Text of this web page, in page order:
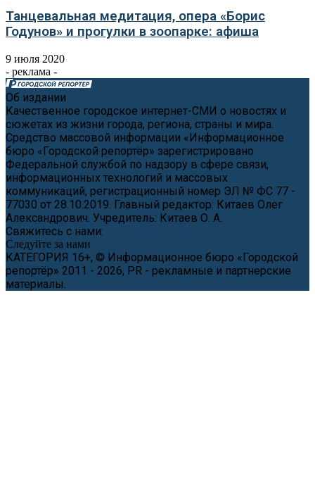
Танцевальная медитация, опера «Борис
Годунов» и прогулки в зоопарке: афиша
9 июля 2020
- реклама -
Об издании
Качественное городское интернет-СМИ о новостях и
сюжетах из жизни города, региона, страны и мира.
Средство массовой информации «Информационное
бюро «Городской репортёр» зарегистрировано
Федеральной службой по надзору в сфере связи,
информационных технологий и массовых
коммуникаций, регистрационный номер ЭЛ № ФС 77 -
77030 от 28.10.2019. Главный редактор: Китаев Олег
Александрович. Учредитель: Китаев О. А.
Свяжитесь с нами:
Следуйте за нами
КАТЕГОРИЯ 16+, © Информационное бюро «Городской
репортёр» 2011 - 2026, PR - рекламные и партнерские
материалы.